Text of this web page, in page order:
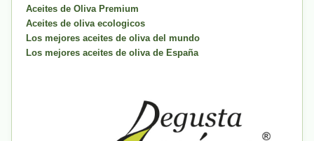
Aceites de Oliva Premium
Aceites de oliva ecologicos
Los mejores aceites de oliva del mundo
Los mejores aceites de oliva de España